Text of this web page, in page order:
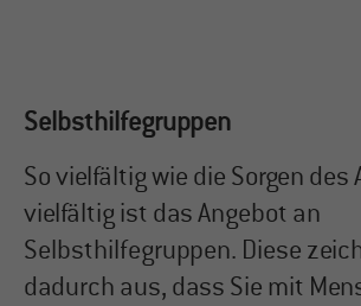
Drop us a line
info@yourdomain.com
About us
Selbsthilfegruppen
So vielfältig wie die Sorgen des
vielfältig ist das Angebot an
Selbsthilfegruppen. Diese
dadurch aus, dass Sie mit